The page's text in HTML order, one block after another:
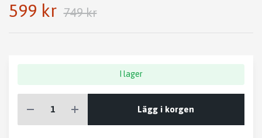
599 kr 749 kr
I lager
Lägg i korgen